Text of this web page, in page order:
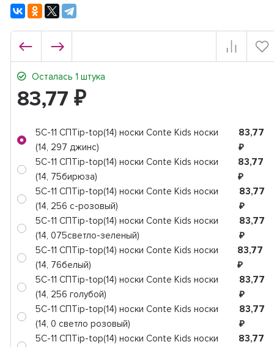
Осталась 1 штука
83,77 ₽
5C-11 СПTip-top(14) носки Conte Kids носки
(14, 297 джинс)
83,77
₽
5C-11 СПTip-top(14) носки Conte Kids носки
(14, 75бирюза)
83,77
₽
5C-11 СПTip-top(14) носки Conte Kids носки
(14, 256 с-розовый)
83,77
₽
5C-11 СПTip-top(14) носки Conte Kids носки
(14, 075светло-зеленый)
83,77
₽
5C-11 СПTip-top(14) носки Conte Kids носки
(14, 76белый)
83,77
₽
5C-11 СПTip-top(14) носки Conte Kids носки
(14, 256 голубой)
83,77
₽
5C-11 СПTip-top(14) носки Conte Kids носки
(14, 0 светло розовый)
83,77
₽
5C-11 СПTip-top(14) носки Conte Kids носки
83,77